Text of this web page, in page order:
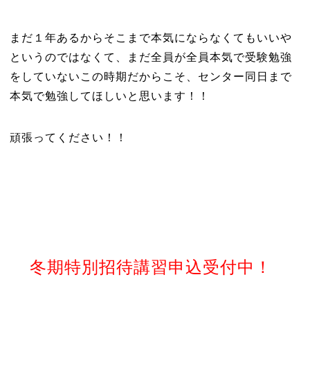
まだ１年あるからそこまで本気にならなくてもいいや
というのではなくて、まだ全員が全員本気で受験勉強
をしていないこの時期だからこそ、センター同日まで
本気で勉強してほしいと思います！！
頑張ってください！！
冬期特別招待講習申込受付中！